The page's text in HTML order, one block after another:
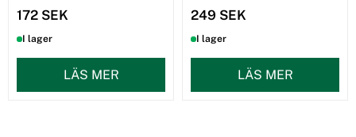
172 SEK
I lager
LÄS MER
249 SEK
I lager
LÄS MER